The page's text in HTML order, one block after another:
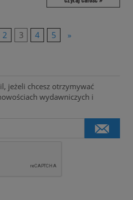
2 3 4 5 »
jeżeli chcesz otrzymywać
wydawniczych i